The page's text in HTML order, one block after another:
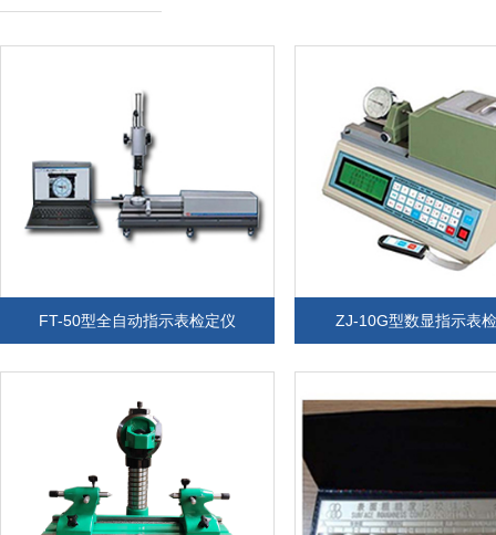
FT-50型全自动指示表检定仪 ZJ-10G型数显指示表